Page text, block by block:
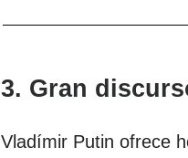
3. Gran d
Vladímir Putin ofrece